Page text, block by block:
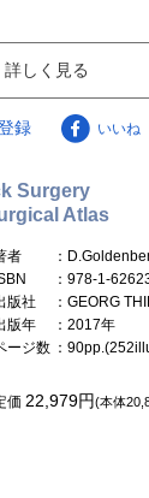
詳しく見る
録 いいね
Surgery
Atlas
者
：
：978-1-
版社
：GEORG
版年
：2017年
ージ数 ：
価22,979円(本体